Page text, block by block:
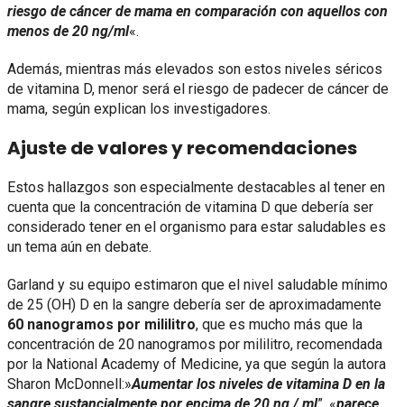
riesgo de cáncer de mama en comparación con aquellos con
menos de 20 ng/ml«.
Además, mientras más elevados son estos niveles séricos
de vitamina D, menor será el riesgo de padecer de cáncer de
mama, según explican los investigadores.
Ajuste de valores y recomendaciones
Estos hallazgos son especialmente destacables al tener en
cuenta que la concentración de vitamina D que debería ser
considerado tener en el organismo para estar saludables es
un tema aún en debate.
Garland y su equipo estimaron que el nivel saludable mínimo
de 25 (OH) D en la sangre debería ser de aproximadamente
60 nanogramos por mililitro, que es mucho más que la
concentración de 20 nanogramos por mililitro, recomendada
por la National Academy of Medicine, ya que según la autora
Sharon McDonnell:»Aumentar los niveles de vitamina D en la